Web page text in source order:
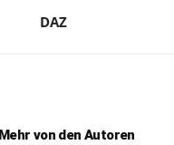
DAZ
Mehr von den Autoren